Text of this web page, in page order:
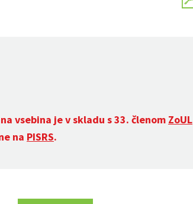
vsebina je v skladu s 33. členom ZoUL
na PISRS.